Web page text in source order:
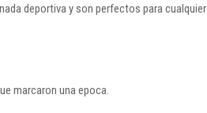
deportiva y son perfectos para cualquier
marcaron una epoca.